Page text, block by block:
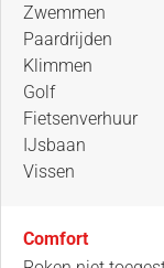
Zwemmen
Paardrijden
Klimmen
Golf
Fietsenverhuur
IJsbaan
Vissen
Comfort